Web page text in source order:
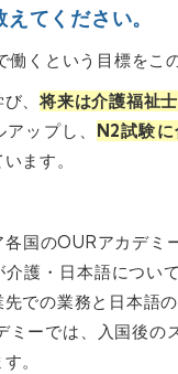
てください。
働くという目標をこ
び、将来は介護福祉
ップし、
N2試験
ます。
国のOURアカデミ
介護・日本語につい
での業務と日本語
ミーでは、入国後の
。